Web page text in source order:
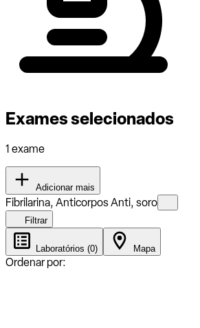
Exames selecionados
1 exame
Adicionar mais
Fibrilarina, Anticorpos Anti, soro
Filtrar
Laboratórios (0) Mapa
Ordenar por: